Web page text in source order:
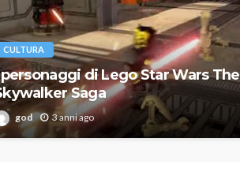
CULTURA
di Lego Star Wars The
Saga
god 3 anni ago